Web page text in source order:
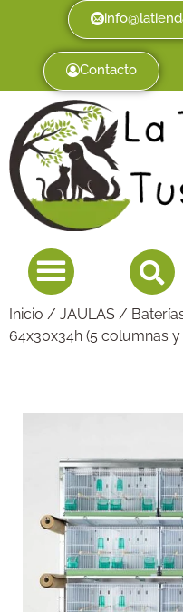
Contacto
Inicio / JAULAS /
64x30x34h (5 columnas y